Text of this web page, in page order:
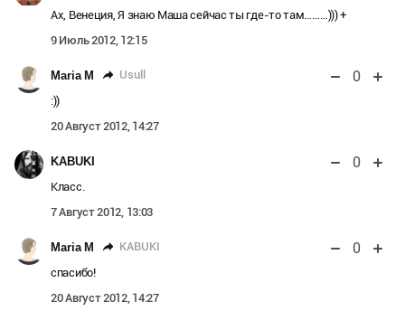
Ах, Венеция, Я знаю Маша сейчас ты где-то там………))) +
9 Июль 2012, 12:15
Maria M Usull 0
:))
20 Август 2012, 14:27
KABUKI 0
Класс.
7 Август 2012, 13:03
Maria M KABUKI 0
спасибо!
20 Август 2012, 14:27